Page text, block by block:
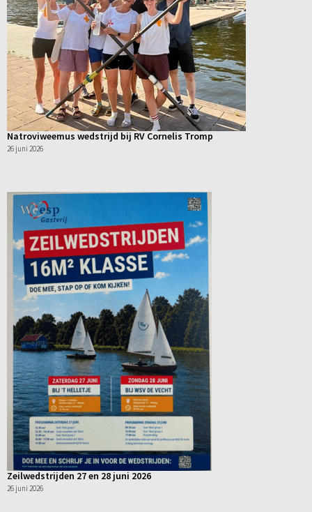
Natroviweemus wedstrijd bij RV Cornelis Tromp
26 juni 2026
Zeilwedstrijden 27 en 28 juni 2026
26 juni 2026